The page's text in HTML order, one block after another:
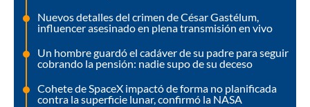
Nuevos detalles del crimen de César Gastélum,
influencer asesinado en plena transmisión en vivo
Un hombre guardó el cadáver de su padre para seguir
cobrando la pensión: nadie supo de su deceso
Cohete de SpaceX impactó de forma no planificada
contra la superficie lunar, confirmó la NASA